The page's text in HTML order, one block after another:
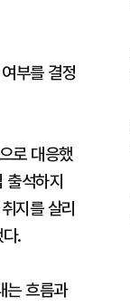
부를 결정
로 대응했
석하지
지를 살리
.
는 흐름과